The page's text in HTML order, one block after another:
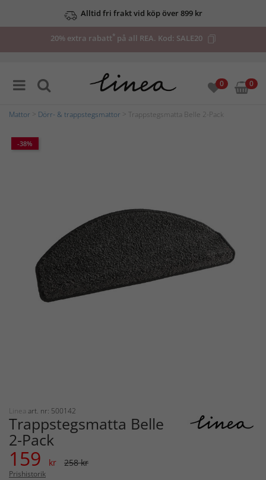
Alltid fri frakt vid köp över 899 kr
20% extra rabatt*på all REA. Kod: SALE20
0 0
Mattor Dörr- & trappstegsmattor > Trappstegsmatta Belle 2-Pack
-38%
Linea art. nr: 500142
Trappstegsmatta Belle
2-Pack
159 kr 258 kr
Prishistorik